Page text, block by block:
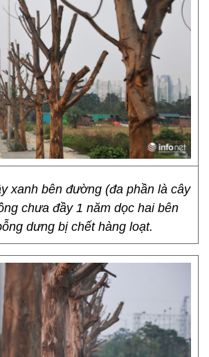
xanh bên đường (đa phần là cây
chưa đầy 1 năm dọc hai bên
dưng bị chết hàng loạt.